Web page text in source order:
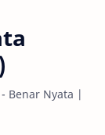
Benar Nyata |